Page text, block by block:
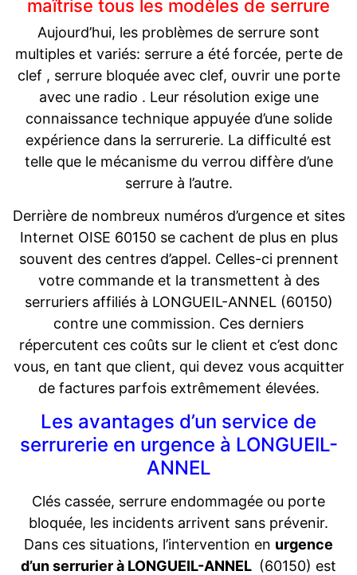
maîtrise tous les modèles de serrure
Aujourd’hui, les problèmes de serrure sont
multiples et variés: serrure a été forcée, perte de
clef , serrure bloquée avec clef, ouvrir une porte
avec une radio . Leur résolution exige une
connaissance technique appuyée d’une solide
expérience dans la serrurerie. La difficulté est
telle que le mécanisme du verrou diffère d’une
serrure à l’autre.
Derrière de nombreux numéros d’urgence et sites
Internet OISE 60150 se cachent de plus en plus
souvent des centres d’appel. Celles-ci prennent
votre commande et la transmettent à des
serruriers affiliés à LONGUEIL-ANNEL (60150)
contre une commission. Ces derniers
répercutent ces coûts sur le client et c’est donc
vous, en tant que client, qui devez vous acquitter
de factures parfois extrêmement élevées.
Les avantages d’un service de
serrurerie en urgence à LONGUEIL-
ANNEL
Clés cassée, serrure endommagée ou porte
bloquée, les incidents arrivent sans prévenir.
Dans ces situations, l’intervention en urgence
d’un serrurier à LONGUEIL-ANNEL (60150) est